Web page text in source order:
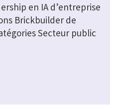
en IA d’entreprise
Brickbuilder de
Secteur public